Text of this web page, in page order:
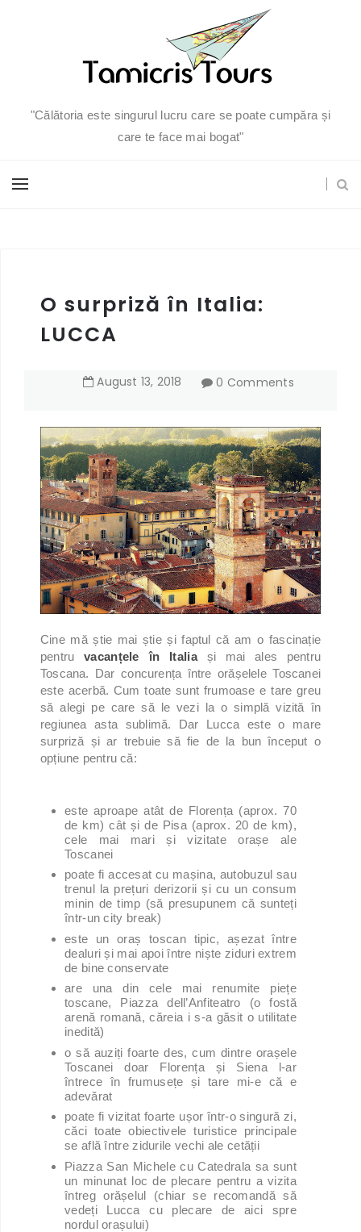
"Călătoria este singurul lucru care se poate cumpăra și
care te face mai bogat"
O surpriză în Italia:
LUCCA
August 13, 2018 0 Comments
Cine mă știe mai știe și faptul că am o fascinație
pentruvacanțele în Italiași mai ales pentru
Toscana. Dar concurența între orășelele Toscanei
este acerbă. Cum toate sunt frumoase e tare greu
să alegi pe care să le vezi la o simplă vizită în
regiunea asta sublimă. Dar Lucca este o mare
surpriză și ar trebuie să fie de la bun început o
opțiune pentru că:
este aproape atât de Florența (aprox. 70
de km) cât și de Pisa (aprox. 20 de km),
cele mai mari și vizitate orașe ale
Toscanei
poate fi accesat cu mașina, autobuzul sau
trenul la prețuri derizorii și cu un consum
minin de timp (să presupunem că sunteți
într-un city break)
este un oraș toscan tipic, așezat între
dealuri și mai apoi între niște ziduri extrem
de bine conservate
are una din cele mai renumite piețe
toscane, Piazza dell’Anfiteatro (o fostă
arenă romană, căreia i s-a găsit o utilitate
inedită)
o să auziți foarte des, cum dintre orașele
Toscanei doar Florența și Siena l-ar
întrece în frumusețe și tare mi-e că e
adevărat
poate fi vizitat foarte ușor într-o singură zi,
căci toate obiectivele turistice principale
se află între zidurile vechi ale cetății
Piazza San Michele cu Catedrala sa sunt
un minunat loc de plecare pentru a vizita
întreg orășelul (chiar se recomandă să
vedeți Lucca cu plecare de aici spre
nordul orașului)